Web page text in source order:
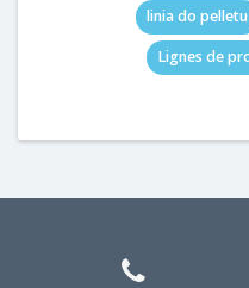
linia do pelletu
Lignes de